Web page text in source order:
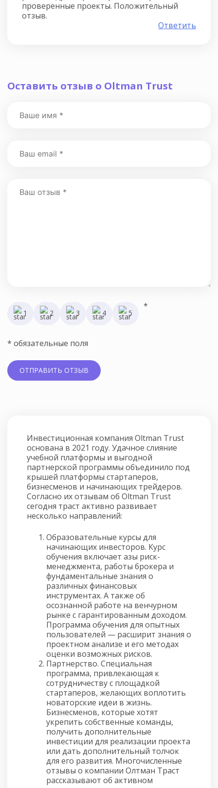
проверенные проекты. Положительный
отзыв.
Ответить
Оставить отзыв о Oltman Trust
* обязательные поля
1 2 3 4 5
*
Инвестиционная компания Oltman Trust
основана в 2021 году. Удачное слияние
учебной платформы и выгодной
партнерской программы объединило под
крышей платформы стартаперов,
бизнесменов и начинающих трейдеров.
Согласно их отзывам об Oltman Trust
сегодня траст активно развивает
несколько направлений:
Образовательные курсы для
начинающих инвесторов. Курс
обучения включает азы риск-
менеджмента, работы брокера и
фундаментальные знания о
различных финансовых
инструментах. А также об
осознанной работе на венчурном
рынке с гарантированным доходом.
Программа обучения для опытных
пользователей — расширит знания о
проектном анализе и его методах
оценки возможных рисков.
Партнерство. Специальная
программа, привлекающая к
сотрудничеству с площадкой
стартаперов, желающих воплотить
новаторские идеи в жизнь.
Бизнесменов, которые хотят
укрепить собственные команды,
получить дополнительные
инвестиции для реализации проекта
или дать дополнительный толчок
для его развития. Многочисленные
отзывы о компании Олтман Траст
рассказывают об активном